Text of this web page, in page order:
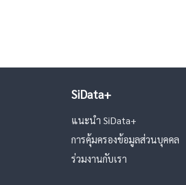
SiData+
แนะนำ SiData+
การคุ้มครองข้อมูลส่วนบุคคล
ร่วมงานกับเรา